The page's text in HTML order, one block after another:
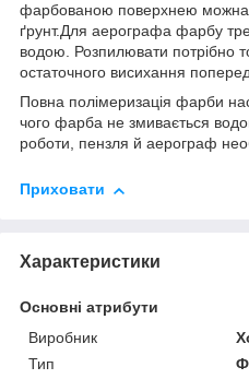
фарбованою поверхнею можна
ґрунт.Для аерографа фарбу
водою. Розпилювати потрібно
остаточного висихання
Повна полімеризація фарби
чого фарба не змивається
роботи, пензля й аерограф
Приховати
Характеристики
Основні атрибути
Виробник
Тип